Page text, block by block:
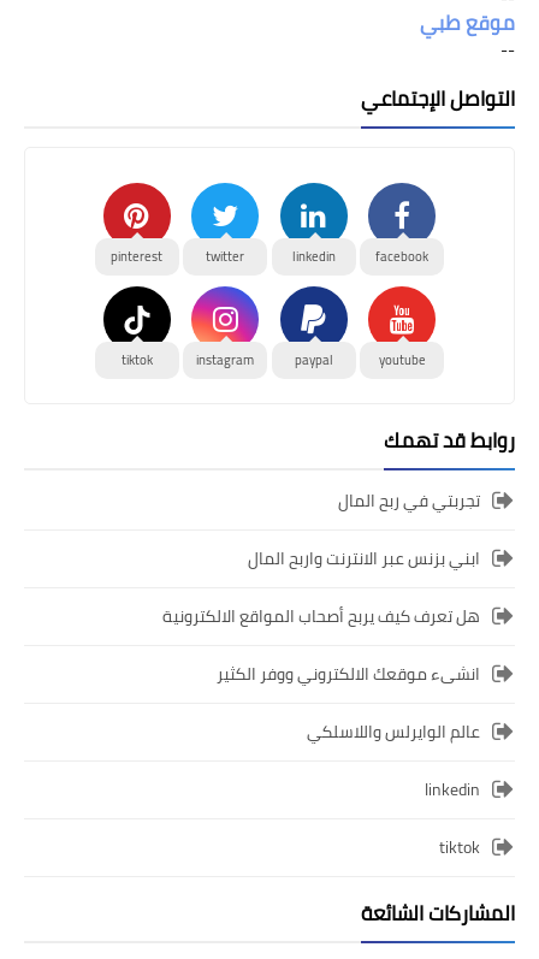
موقع طبي
--
التواصل الإجتماعي
facebook
linkedin
twitter
pinterest
youtube
paypal
instagram
tiktok
روابط قد تهمك
تجربتي في ربح المال
ابني بزنس عبر الانترنت واربح المال
هل تعرف كيف يربح أصحاب المواقع الالكترونية
انشىء موقعك الالكتروني ووفر الكثير
عالم الوايرلس واللاسلكي
linkedin
tiktok
المشاركات الشائعة